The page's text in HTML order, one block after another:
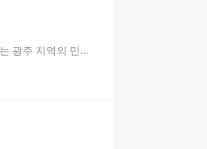
광주 지역의 민사